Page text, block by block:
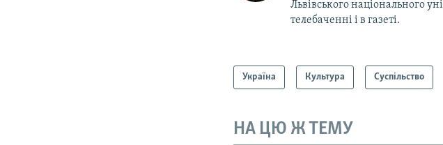
Львівського національного
телебаченні і в газеті.
Україна Культура Суспільство
НА ЦЮ Ж ТЕМУ